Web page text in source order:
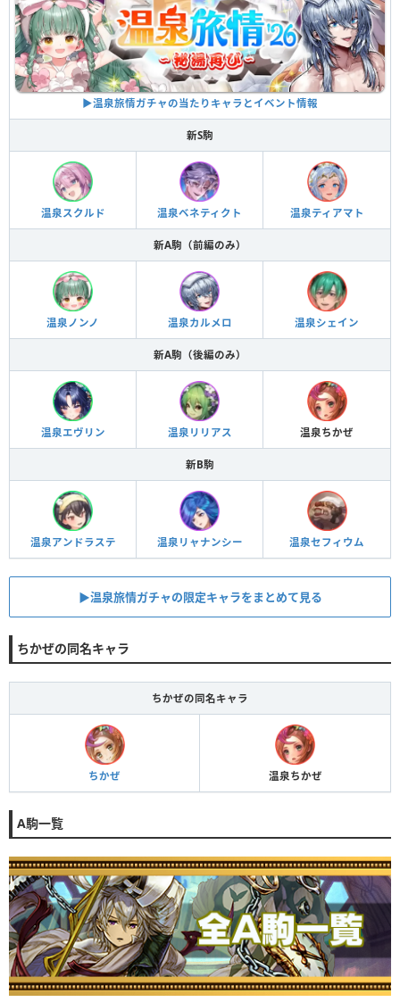
▶︎温泉旅情ガチャの当たりキャラとイベント情報
新S駒
温泉スクルド 温泉ベネティクト 温泉ティアマト
新A駒（前編のみ）
温泉ノンノ 温泉カルメロ 温泉シェイン
新A駒（後編のみ）
温泉エヴリン 温泉リリアス 温泉ちかぜ
新B駒
温泉アンドラステ 温泉リャナンシー 温泉セフィウム
▶︎温泉旅情ガチャの限定キャラをまとめて見る
ちかぜの同名キャラ
ちかぜの同名キャラ
ちかぜ 温泉ちかぜ
A駒一覧